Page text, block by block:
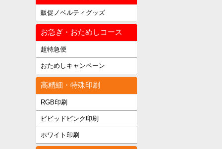
販促ノベルティグッズ
お急ぎ・おためしコース
超特急便
おためしキャンペーン
高精細・特殊印刷
RGB印刷
ビビッドピンク印刷
ホワイト印刷